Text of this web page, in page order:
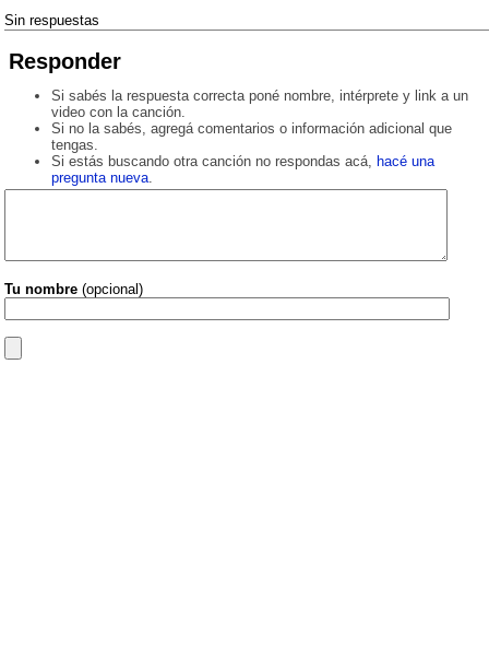
Sin respuestas
Responder
Si sabés la respuesta correcta poné nombre, intérprete y link a un
video con la canción.
Si no la sabés, agregá comentarios o información adicional que
tengas.
Si estás buscando otra canción no respondas acá, hacé una
pregunta nueva.
Tu nombre (opcional)